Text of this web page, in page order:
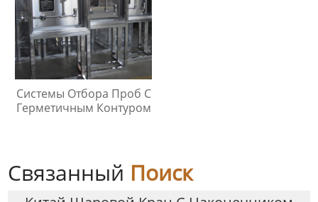
Системы Отбора Проб С
Герметичным Контуром
Связанный Поиск